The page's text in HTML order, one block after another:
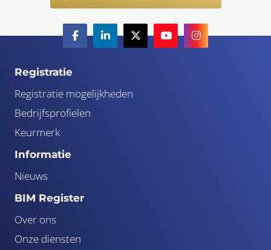
Registratie
Registratie mogelijkheden
Bedrijfsprofielen
Keurmerk
Informatie
Nieuws
BIM Register
Over ons
Onze diensten